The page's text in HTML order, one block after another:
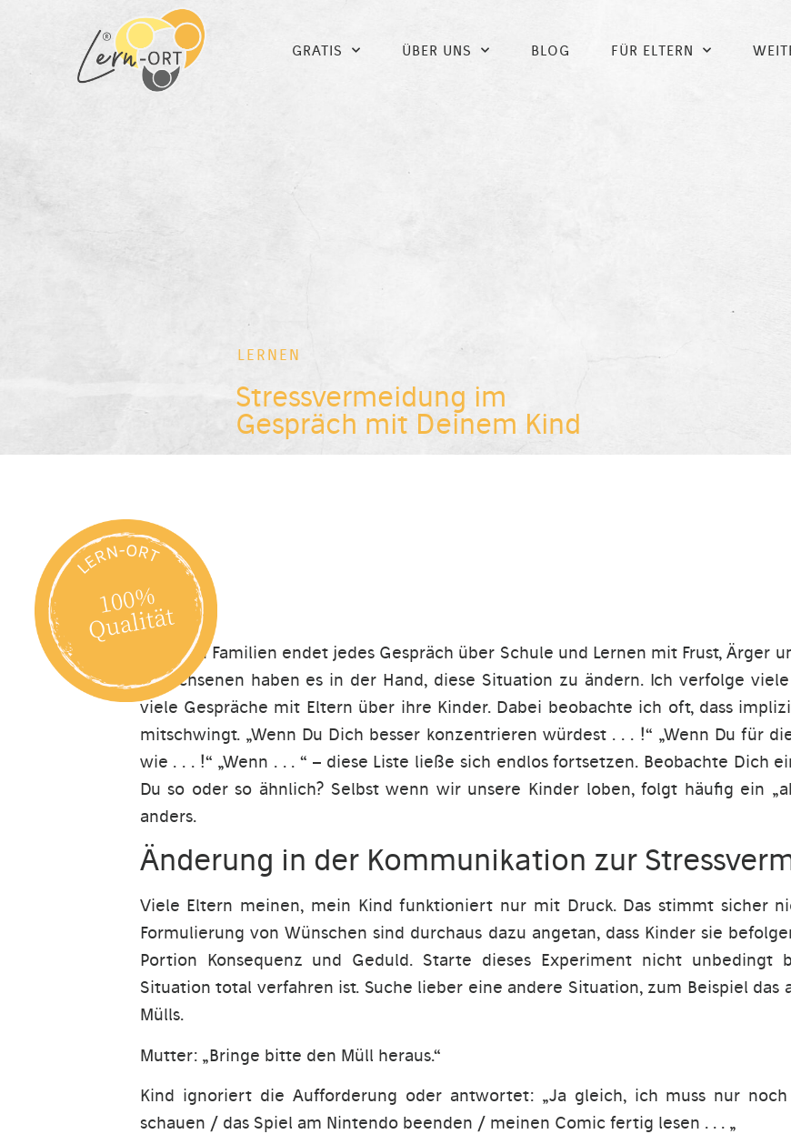
GRATIS ÜBER UNS BLOG FÜR ELTERN
LERNEN
Stressvermeidung im
Gespräch mit Deinem Kind
In vielen Familien endet jedes Gespräch über Schule und Lernen mit Frust, Ärger
Erwachsenen haben es in der Hand, diese Situation zu ändern. Ich verfolge
viele Gespräche mit Eltern über ihre Kinder. Dabei beobachte ich oft, dass
mitschwingt. „Wenn Du Dich besser konzentrieren würdest . . . !“ „Wenn Du für
wie . . . !“ „Wenn . . . “ – diese Liste ließe sich endlos fortsetzen. Beobachte Dich
Du so oder so ähnlich? Selbst wenn wir unsere Kinder loben, folgt häufig ein
anders.
Änderung in der Kommunikation zur
Viele Eltern meinen, mein Kind funktioniert nur mit Druck. Das stimmt sicher
Formulierung von Wünschen sind durchaus dazu angetan, dass Kinder sie
Portion Konsequenz und Geduld. Starte dieses Experiment nicht unbedingt
Situation total verfahren ist. Suche lieber eine andere Situation, zum Beispiel das
Mülls.
Mutter: „Bringe bitte den Müll heraus.“
Kind ignoriert die Aufforderung oder antwortet: „Ja gleich, ich muss nur
schauen / das Spiel am Nintendo beenden / meinen Comic fertig lesen . . . „